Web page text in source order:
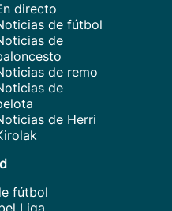
directo
de fútbol
de
de remo
de
de Herri
fútbol
Liga